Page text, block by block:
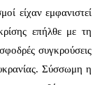
είχαν εμφανιστεί
επήλθε με τη
συγκρούσεις
Σύσσωμη η